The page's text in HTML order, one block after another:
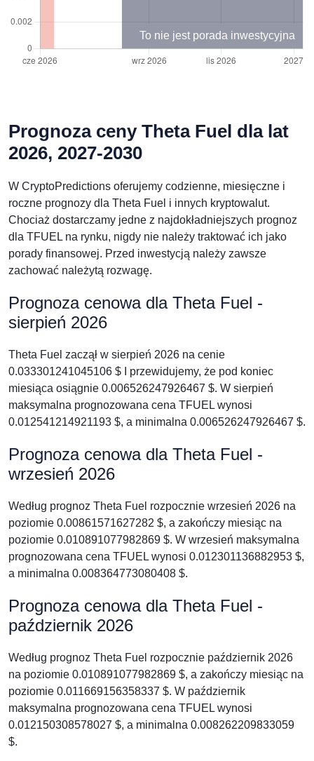
To nie jest porada inwestycyjna
Prognoza ceny Theta Fuel dla lat
2026, 2027-2030
W CryptoPredictions oferujemy codzienne, miesięczne i
roczne prognozy dla Theta Fuel i innych kryptowalut.
Chociaż dostarczamy jedne z najdokładniejszych prognoz
dla TFUEL na rynku, nigdy nie należy traktować ich jako
porady finansowej. Przed inwestycją należy zawsze
zachować należytą rozwagę.
Prognoza cenowa dla Theta Fuel -
sierpień 2026
Theta Fuel zaczął w sierpień 2026 na cenie
0.033301241045106 $ I przewidujemy, że pod koniec
miesiąca osiągnie 0.006526247926467 $. W sierpień
maksymalna prognozowana cena TFUEL wynosi
0.012541214921193 $, a minimalna 0.006526247926467 $.
Prognoza cenowa dla Theta Fuel -
wrzesień 2026
Według prognoz Theta Fuel rozpocznie wrzesień 2026 na
poziomie 0.00861571627282 $, a zakończy miesiąc na
poziomie 0.010891077982869 $. W wrzesień maksymalna
prognozowana cena TFUEL wynosi 0.012301136882953 $,
a minimalna 0.008364773080408 $.
Prognoza cenowa dla Theta Fuel -
październik 2026
Według prognoz Theta Fuel rozpocznie październik 2026
na poziomie 0.010891077982869 $, a zakończy miesiąc na
poziomie 0.011669156358337 $. W październik
maksymalna prognozowana cena TFUEL wynosi
0.012150308578027 $, a minimalna 0.008262209833059
$.